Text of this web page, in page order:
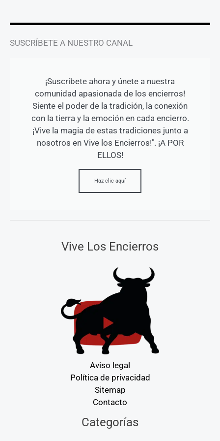
SUSCRÍBETE A NUESTRO CANAL
¡Suscríbete ahora y únete a nuestra
comunidad apasionada de los encierros!
Siente el poder de la tradición, la conexión
con la tierra y la emoción en cada encierro.
¡Vive la magia de estas tradiciones junto a
nosotros en Vive los Encierros!". ¡A POR
ELLOS!
Haz clic aquí
Vive Los Encierros
Aviso legal
Política de privacidad
Sitemap
Contacto
Categorías